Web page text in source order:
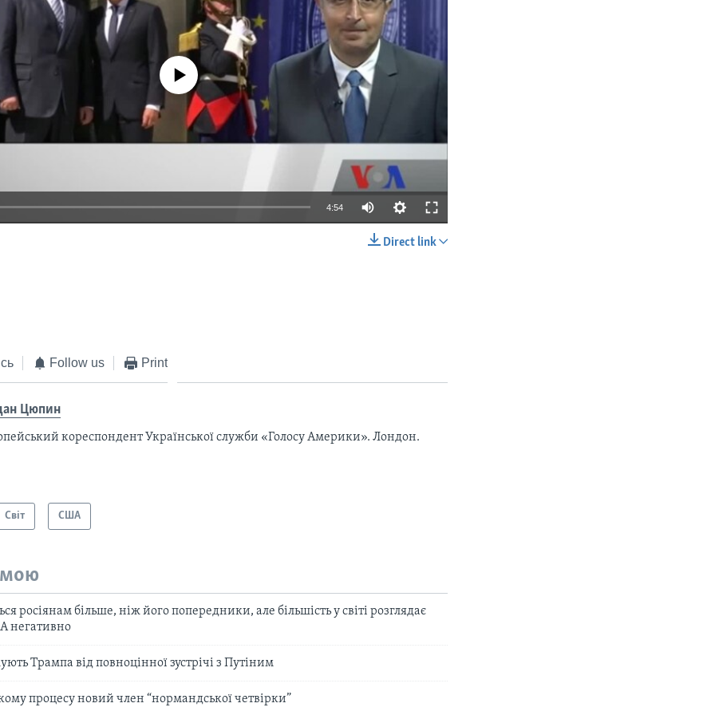
No media source currently available
4:54
Direct link
Follow us Print
Цюпин
кореспондент Української служби «Голосу Америки». Лондон.
Світ США
росіянам більше, ніж його попередники, але більшість у світі розглядає
негативно
Трампа від повноцінної зустрічі з Путіним
процесу новий член “нормандської четвірки”